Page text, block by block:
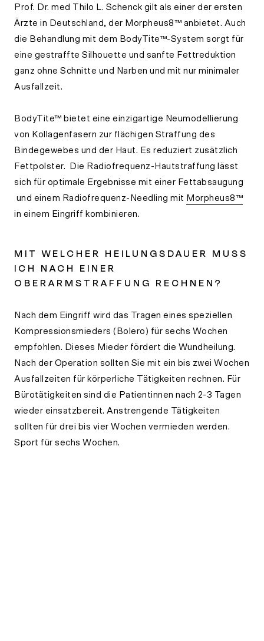
Prof. Dr. med Thilo L. Schenck gilt als einer der ersten
Ärzte in Deutschland, der Morpheus8™ anbietet. Auch
die Behandlung mit dem BodyTite™-System sorgt für
eine gestraffte Silhouette und sanfte Fettreduktion
ganz ohne Schnitte und Narben und mit nur minimaler
Ausfallzeit.
BodyTite™ bietet eine einzigartige Neumodellierung
von Kollagenfasern zur flächigen Straffung des
Bindegewebes und der Haut. Es reduziert zusätzlich
Fettpolster. Die Radiofrequenz-Hautstraffung lässt
sich für optimale Ergebnisse mit einer Fettabsaugung
und einem Radiofrequenz-Needling mit Morpheus8™
in einem Eingriff kombinieren.
MIT WELCHER HEILUNGSDAUER MUSS
ICH NACH EINER
OBERARMSTRAFFUNG RECHNEN?
Nach dem Eingriff wird das Tragen eines speziellen
Kompressionsmieders (Bolero) für sechs Wochen
empfohlen. Dieses Mieder fördert die Wundheilung.
Nach der Operation sollten Sie mit ein bis zwei Wochen
Ausfallzeiten für körperliche Tätigkeiten rechnen. Für
Bürotätigkeiten sind die Patientinnen nach 2-3 Tagen
wieder einsatzbereit. Anstrengende Tätigkeiten
sollten für drei bis vier Wochen vermieden werden.
Sport für sechs Wochen.